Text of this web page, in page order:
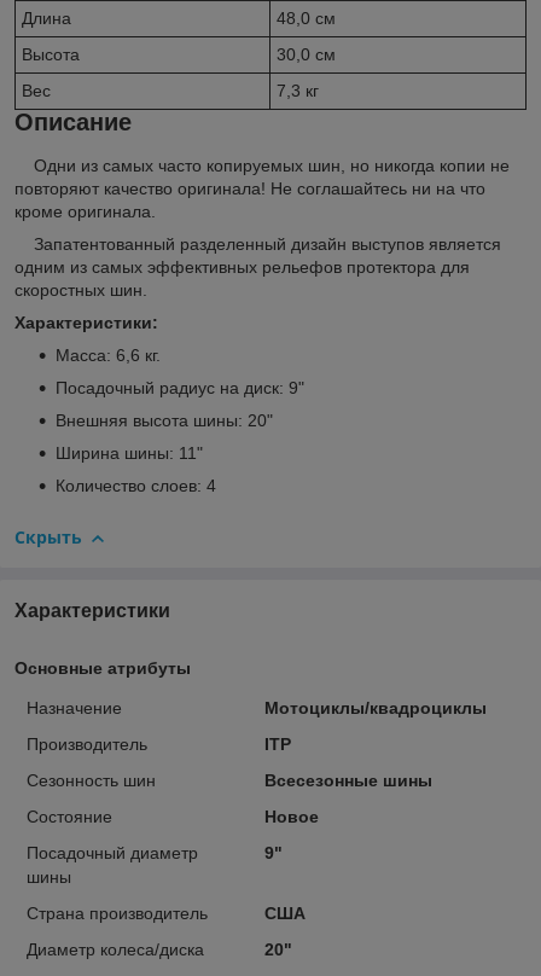
Длина
48,0 см
Высота
30,0 см
Вес
7,3 кг
Описание
Одни из самых часто копируемых шин, но никогда копии не
повторяют качество оригинала! Не соглашайтесь ни на что
кроме оригинала.
Запатентованный разделенный дизайн выступов является
одним из самых эффективных рельефов протектора для
скоростных шин.
Характеристики:
Масса: 6,6 кг.
Посадочный радиус на диск: 9"
Внешняя высота шины: 20"
Ширина шины: 11"
Количество слоев: 4
Скрыть
Характеристики
Основные атрибуты
Назначение
Мотоциклы/квадроциклы
Производитель
ITP
Сезонность шин
Всесезонные шины
Состояние
Новое
Посадочный диаметр
шины
9"
Страна производитель
США
Диаметр колеса/диска
20"